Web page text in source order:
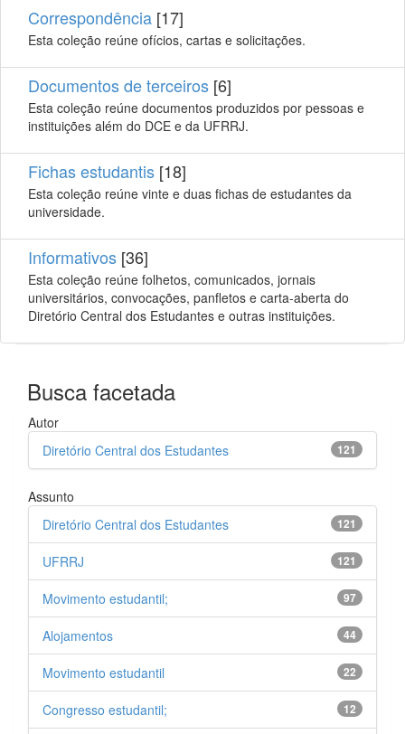
Correspondência [17]
Esta coleção reúne ofícios, cartas e solicitações.
Documentos de terceiros [6]
Esta coleção reúne documentos produzidos por pessoas e
instituições além do DCE e da UFRRJ.
Fichas estudantis [18]
Esta coleção reúne vinte e duas fichas de estudantes da
universidade.
Informativos [36]
Esta coleção reúne folhetos, comunicados, jornais
universitários, convocações, panfletos e carta-aberta do
Diretório Central dos Estudantes e outras instituições.
Busca facetada
Autor
121
Diretório Central dos Estudantes
Assunto
121
Diretório Central dos Estudantes
121
UFRRJ
97
Movimento estudantil;
44
Alojamentos
22
Movimento estudantil
12
Congresso estudantil;